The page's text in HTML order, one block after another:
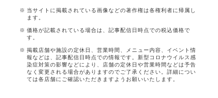
当サイトに掲載されている画像などの著作権は各権利者に帰属し
ます。
価格が記載されている場合は、記事配信日時点での税込価格で
す。
掲載店舗や施設の定休日、営業時間、メニュー内容、イベント情
報などは、記事配信日時点での情報です。新型コロナウイルス感
染症対策の影響などにより、店舗の定休日や営業時間などは予告
なく変更される場合がありますのでご了承ください。詳細につい
ては各店舗にご確認いただきますようお願いいたします。